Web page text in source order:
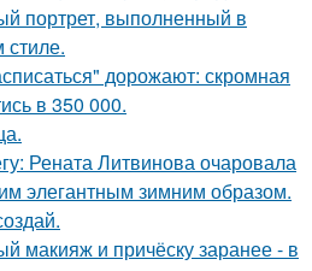
портрет, выполненный в
дорожают: скромная
в 350 000.
Рената Литвинова очаровала
элегантным зимним образом.
макияж и причёску заранее - в